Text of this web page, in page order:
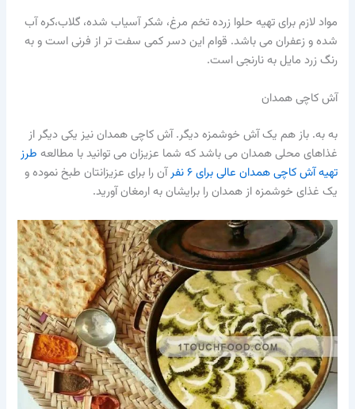
مواد لازم برای تهیه حلوا زرده تخم مرغ، شکر آسیاب شده، گلاب،کره آب
شده و زعفران می باشد. قوام این دسر کمی سفت تر از فرنی است و به
رنگ زرد مایل به نارنجی است.
آش کاچی همدان
به به. باز هم یک آش خوشمزه دیگر. آش کاچی همدان نیز یکی دیگر از
غذاهای محلی همدان می باشد که شما عزیزان می توانید با مطالعه طرز
تهیه آش کاچی همدان عالی برای ۶ نفر
آن را برای عزیزانتان طبخ نموده و
یک غذای خوشمزه از همدان را برایشان به ارمغان آورید.